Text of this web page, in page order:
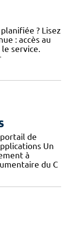
? Lisez
: accès au
service.
de
Un
à
du C